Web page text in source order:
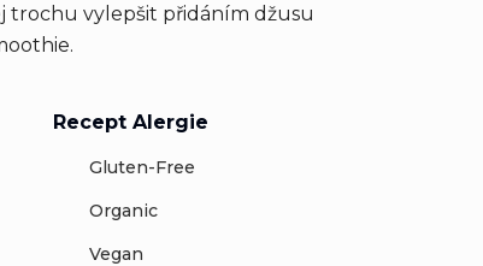
trochu vylepšit přidáním džusu
Recept Alergie
Gluten-Free
Organic
Vegan